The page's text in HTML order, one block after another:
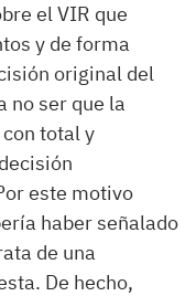
el VIR que
y de forma
original del
no ser que la
total y
este motivo
haber señalado
de una
De hecho,